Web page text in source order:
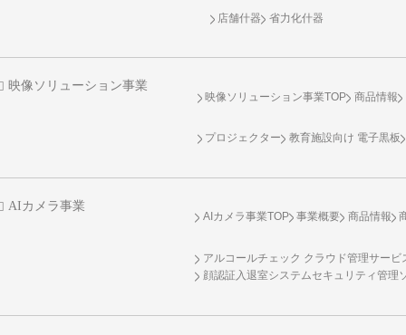
店舗什器 省力化什器
映像ソリューション事業
映像ソリューション事業TOP 商品情報
プロジェクター 教育施設向け 電子黒板
AIカメラ事業
AIカメラ事業TOP 事業概要 商品情報
アルコールチェック クラウド管理サービ
顔認証入退室システムセキュリティ管理